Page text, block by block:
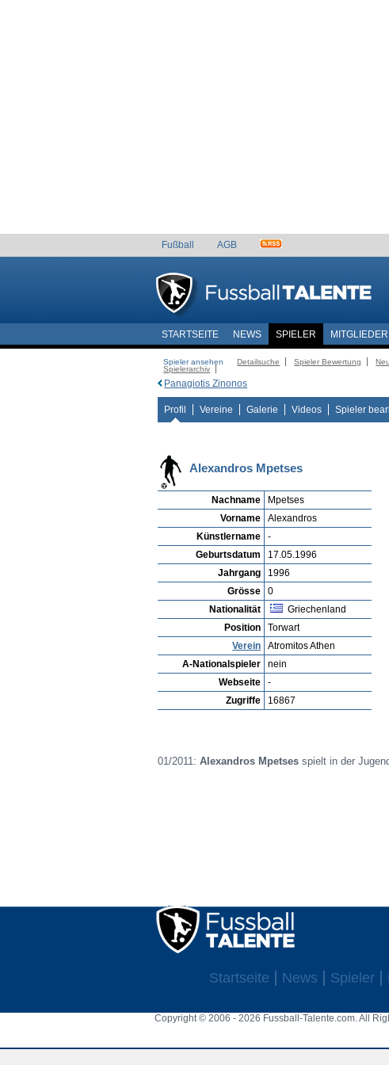
Fußball AGB
STARTSEITE NEWS SPIELER MITGLIEDER
Spieler ansehen Detailsuche Spieler Bewertung
Spielerarchiv
Panagiotis Zinonos
Profil Vereine Galerie Videos Spieler
Alexandros Mpetses
Nachname
Mpetses
Vorname
Alexandros
Künstlername
-
Geburtsdatum
17.05.1996
Jahrgang
1996
Grösse
0
Nationalität
Griechenland
Position
Torwart
Verein
Atromitos Athen
A-Nationalspieler
nein
Webseite
-
Zugriffe
16867
01/2011:Alexandros Mpetsesspielt in der
Startseite News Spieler
Copyright © 2006 - 2026 Fussball-Talente.com. All